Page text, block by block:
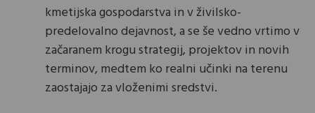
kmetijska gospodarstva in v živilsko-
predelovalno dejavnost, a se še vedno vrtimo v
začaranem krogu strategij, projektov in novih
terminov, medtem ko realni učinki na terenu
zaostajajo za vloženimi sredstvi.